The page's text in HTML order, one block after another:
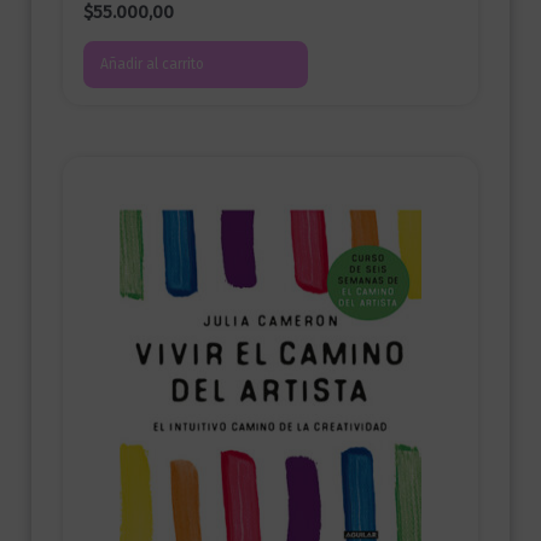
$55.000,00
Añadir al carrito